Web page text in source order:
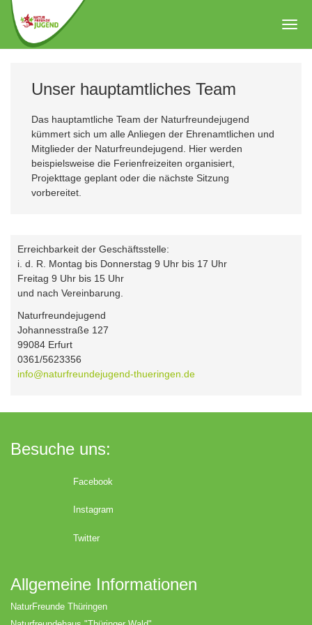
Zum
Hauptinhalt
springen
Unser hauptamtliches Team
Das hauptamtliche Team der Naturfreundejugend
kümmert sich um alle Anliegen der Ehrenamtlichen und
Mitglieder der Naturfreundejugend. Hier werden
beispielsweise die Ferienfreizeiten organisiert,
Projekttage geplant oder die nächste Sitzung
vorbereitet.
Erreichbarkeit der Geschäftsstelle:
i. d. R. Montag bis Donnerstag 9 Uhr bis 17 Uhr
Freitag 9 Uhr bis 15 Uhr
und nach Vereinbarung.
Naturfreundejugend
Johannesstraße 127
99084 Erfurt
0361/5623356
info@naturfreundejugend-thueringen.de
Besuche uns:
Facebook
Instagram
Twitter
Allgemeine Informationen
NaturFreunde Thüringen